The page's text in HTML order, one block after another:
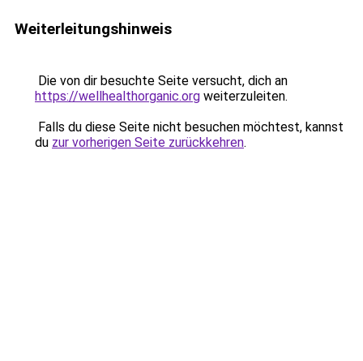
Weiterleitungshinweis
Die von dir besuchte Seite versucht, dich an
https://wellhealthorganic.org weiterzuleiten.
Falls du diese Seite nicht besuchen möchtest, kannst
du zur vorherigen Seite zurückkehren.